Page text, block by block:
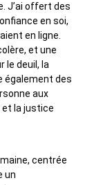
J’ai offert des
en soi,
en ligne.
et une
le deuil, la
également des
aux
et la justice
centrée
un